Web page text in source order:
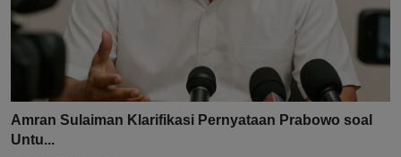
Amran Sulaiman Klarifikasi Pernyataan Prabowo soal
Untu...